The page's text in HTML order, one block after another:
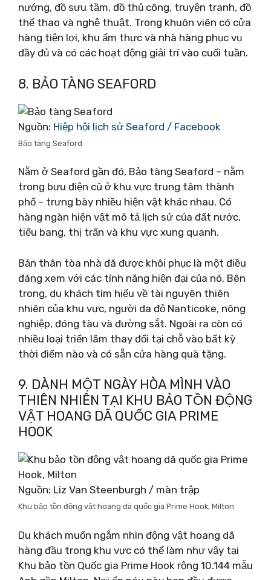
nướng, đồ sưu tầm, đồ thủ công, truyện tranh, đồ
thể thao và nghệ thuật. Trong khuôn viên có cửa
hàng tiện lợi, khu ẩm thực và nhà hàng phục vụ
đầy đủ và có các hoạt động giải trí vào cuối tuần.
8. BẢO TÀNG SEAFORD
Nguồn: Hiệp hội lịch sử Seaford / Facebook
Bảo tàng Seaford
Nằm ở Seaford gần đó, Bảo tàng Seaford – nằm
trong bưu điện cũ ở khu vực trung tâm thành
phố – trưng bày nhiều hiện vật khác nhau. Có
hàng ngàn hiện vật mô tả lịch sử của đất nước,
tiểu bang, thị trấn và khu vực xung quanh.
Bản thân tòa nhà đã được khôi phục là một điều
đáng xem với các tính năng hiện đại của nó. Bên
trong, du khách tìm hiểu về tài nguyên thiên
nhiên của khu vực, người da đỏ Nanticoke, nông
nghiệp, đóng tàu và đường sắt. Ngoài ra còn có
nhiều loại triển lãm thay đổi tại chỗ vào bất kỳ
thời điểm nào và có sẵn cửa hàng quà tặng.
9. DÀNH MỘT NGÀY HÒA MÌNH VÀO
THIÊN NHIÊN TẠI KHU BẢO TỒN ĐỘNG
VẬT HOANG DÃ QUỐC GIA PRIME
HOOK
Nguồn: Liz Van Steenburgh / màn trập
Khu bảo tồn động vật hoang dã quốc gia Prime Hook, Milton
Du khách muốn ngắm nhìn động vật hoang dã
hàng đầu trong khu vực có thể làm như vậy tại
Khu bảo tồn Quốc gia Prime Hook rộng 10.144 mẫu